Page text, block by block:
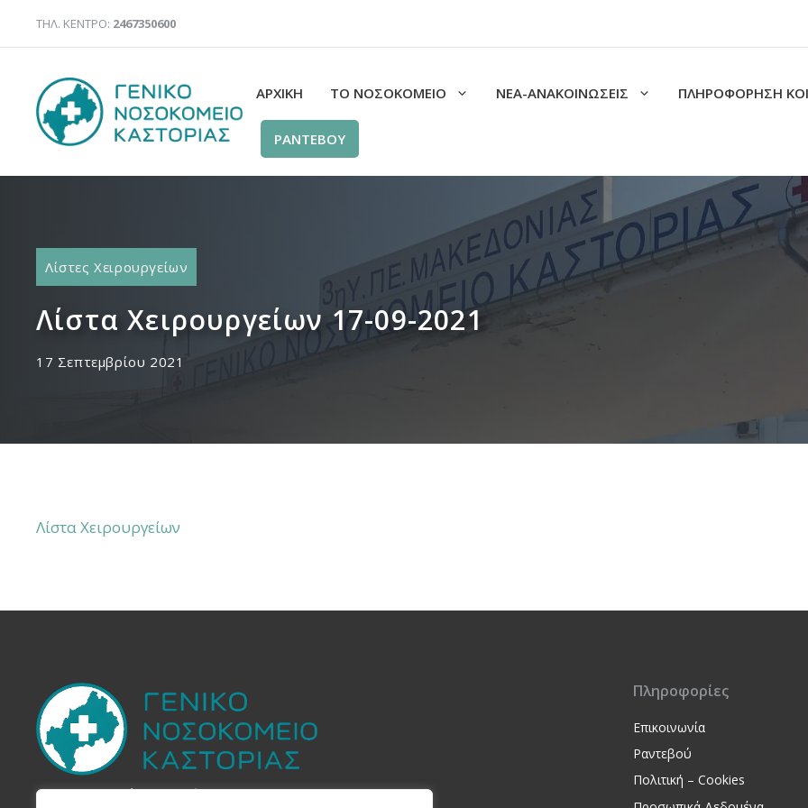
ΤΗΛ. ΚΕΝΤΡΟ: 2467350600
ΑΡΧΙΚΉ ΤΟ ΝΟΣΟΚΟΜΕΙΟ ΝΕΑ-ΑΝΑΚΟΙΝΩΣΕΙΣ ΠΛΗΡΟΦΟΡΗΣΗ
ΡΑΝΤΕΒΟΥ
Λίστες Χειρουργείων
Λίστα Χειρουργείων 17-09-2021
17 Σεπτεμβρίου 2021
Λίστα Χειρουργείων
Στην Yπηρεσία τουΠολίτη
Πληροφορίες
Επικοινωνία
Ραντεβού
Πολιτική – Cookies